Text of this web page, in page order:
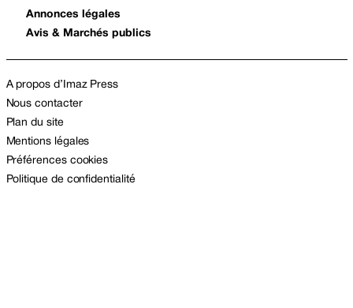
Annonces légales
Avis & Marchés publics
A propos d’Imaz Press
Nous contacter
Plan du site
Mentions légales
Préférences cookies
Politique de confidentialité